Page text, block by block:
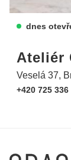
dnes
Ateliér
Veselá 37,
+420 725 336